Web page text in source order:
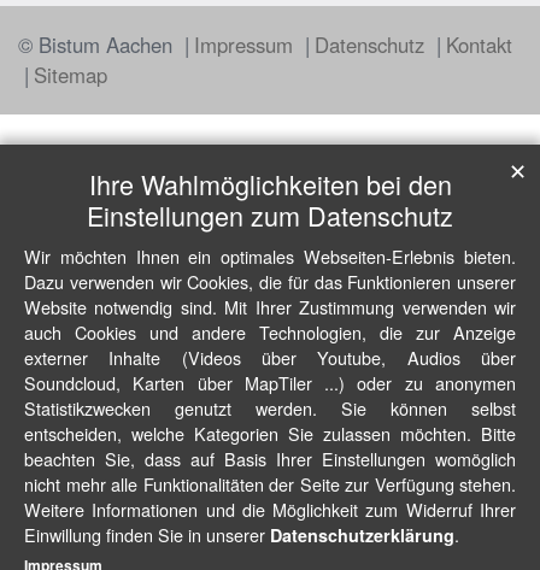
© Bistum Aachen Impressum Datenschutz
Kontakt
Sitemap
Ihre Wahlmöglichkeiten bei den
Einstellungen zum Datenschutz
Wir möchten Ihnen ein optimales Webseiten-Erlebnis bieten.
Dazu verwenden wir Cookies, die für das Funktionieren unserer
Website notwendig sind. Mit Ihrer Zustimmung verwenden wir
auch Cookies und andere Technologien, die zur Anzeige
externer Inhalte (Videos über Youtube, Audios über
Soundcloud, Karten über MapTiler ...) oder zu anonymen
Statistikzwecken genutzt werden. Sie können selbst
entscheiden, welche Kategorien Sie zulassen möchten. Bitte
beachten Sie, dass auf Basis Ihrer Einstellungen womöglich
nicht mehr alle Funktionalitäten der Seite zur Verfügung stehen.
Weitere Informationen und die Möglichkeit zum Widerruf Ihrer
Einwillung finden Sie in unserer Datenschutzerklärung.
✕
Impressum